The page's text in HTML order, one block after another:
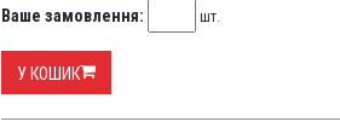
Ваше замовлення: шт.
У КОШИК